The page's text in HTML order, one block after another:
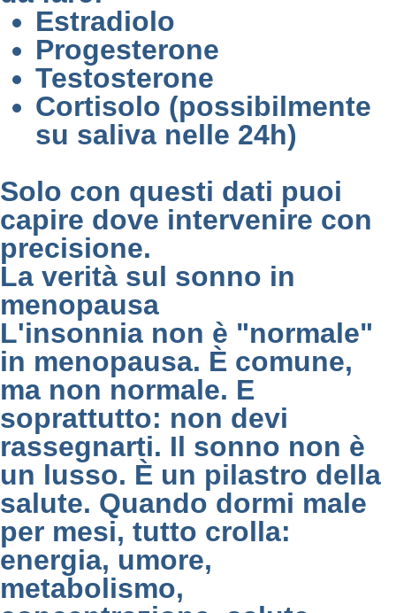
Estradiolo
Progesterone
Testosterone
Cortisolo (possibilmente
su saliva nelle 24h)
Solo con questi dati puoi
capire dove intervenire con
precisione.
La verità sul sonno in
menopausa
L'insonnia non è "normale"
in menopausa. È comune,
ma non normale. E
soprattutto: non devi
rassegnarti. Il sonno non è
un lusso. È un pilastro della
salute. Quando dormi male
per mesi, tutto crolla:
energia, umore,
metabolismo,